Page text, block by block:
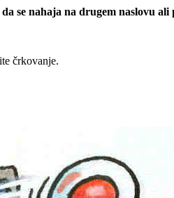
se nahaja na drugem naslovu ali
črkovanje.